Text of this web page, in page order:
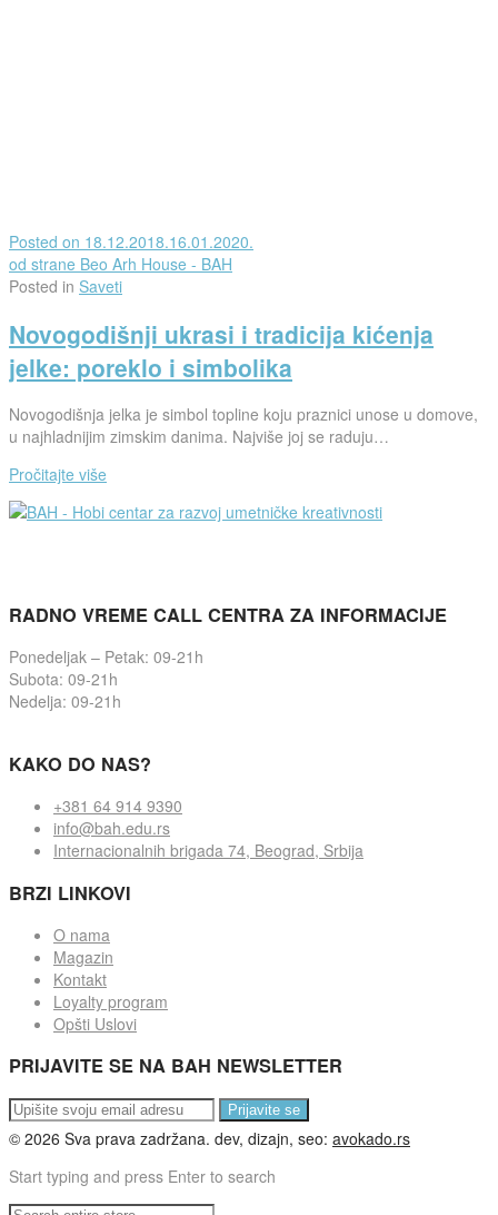
Posted on 18.12.2018.16.01.2020.
od strane Beo Arh House - BAH
Posted in Saveti
Novogodišnji ukrasi i tradicija kićenja
jelke: poreklo i simbolika
Novogodišnja jelka je simbol topline koju praznici unose u domove,
u najhladnijim zimskim danima. Najviše joj se raduju…
Pročitajte više
RADNO VREME CALL CENTRA ZA INFORMACIJE
Ponedeljak – Petak: 09-21h
Subota: 09-21h
Nedelja: 09-21h
KAKO DO NAS?
+381 64 914 9390
info@bah.edu.rs
Internacionalnih brigada 74, Beograd, Srbija
BRZI LINKOVI
O nama
Magazin
Kontakt
Loyalty program
Opšti Uslovi
PRIJAVITE SE NA BAH NEWSLETTER
Prijavite se
© 2026 Sva prava zadržana. dev, dizajn, seo: avokado.rs
Start typing and press Enter to search